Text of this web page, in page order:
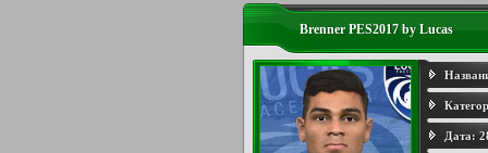
Brenner PES2017 by Lucas
Дата: